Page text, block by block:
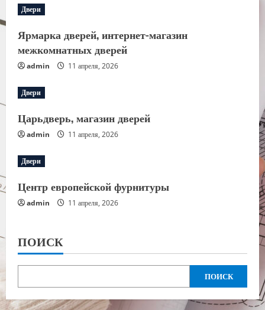
Двери
Ярмарка дверей, интернет-магазин
межкомнатных дверей
admin 11 апреля, 2026
Двери
Царьдверь, магазин дверей
admin 11 апреля, 2026
Двери
Центр европейской фурнитуры
admin 11 апреля, 2026
ПОИСК
ПОИСК